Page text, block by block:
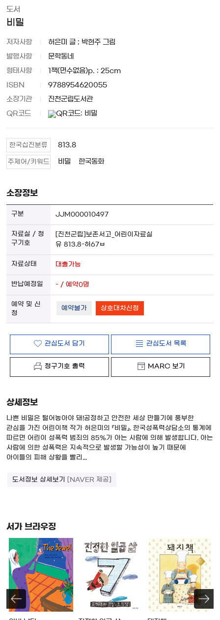
도서
비밀
저자사항 허은미 글 ; 박현주 그림
발행사항 문학동네
형태사항 1책(면수없음)p. : 25cm
ISBN 9788954620055
소장기관 진천군립도서관
QR코드
한국십진분류 813.8
주제어/키워드 비밀 한국동화
소장정보
JJM000010497
[진천군립]보존서고_어린이자료실
유 813.8-허67ㅂ
대출가능
- / 예약0명
예약불가 상호대차신청
관심도서 담기 관심도서 목록
청구기호 출력 MARC 보기
상세정보
나쁜 비밀은 털어놓아야 돼!공정하고 안전한 세상 만들기에 풍부한
관심을 가진 어린이책 작가 허은미의 『비밀』. 한국성폭력상담소의 통계에
따르면 어린이 성폭력 범죄의 85%가 아는 사람에 의해 발생합니다. 아는
사람에 의한 성폭력은 지속적으로 발생할 가능성이 높기 때문에
아이들의 피해 상황을 빨리...
도서정보 상세보기 [NAVER 제공]
서가 브라우징